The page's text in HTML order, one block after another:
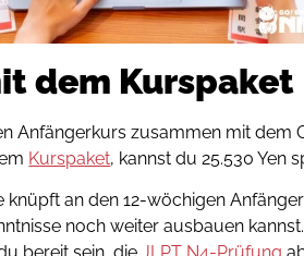
dem Kurspaket
Anfängerkurs zusammen mit dem
Kurspaket, kannst du 25.530 Yen
knüpft an den 12-wöchigen
noch weiter ausbauen kannst.